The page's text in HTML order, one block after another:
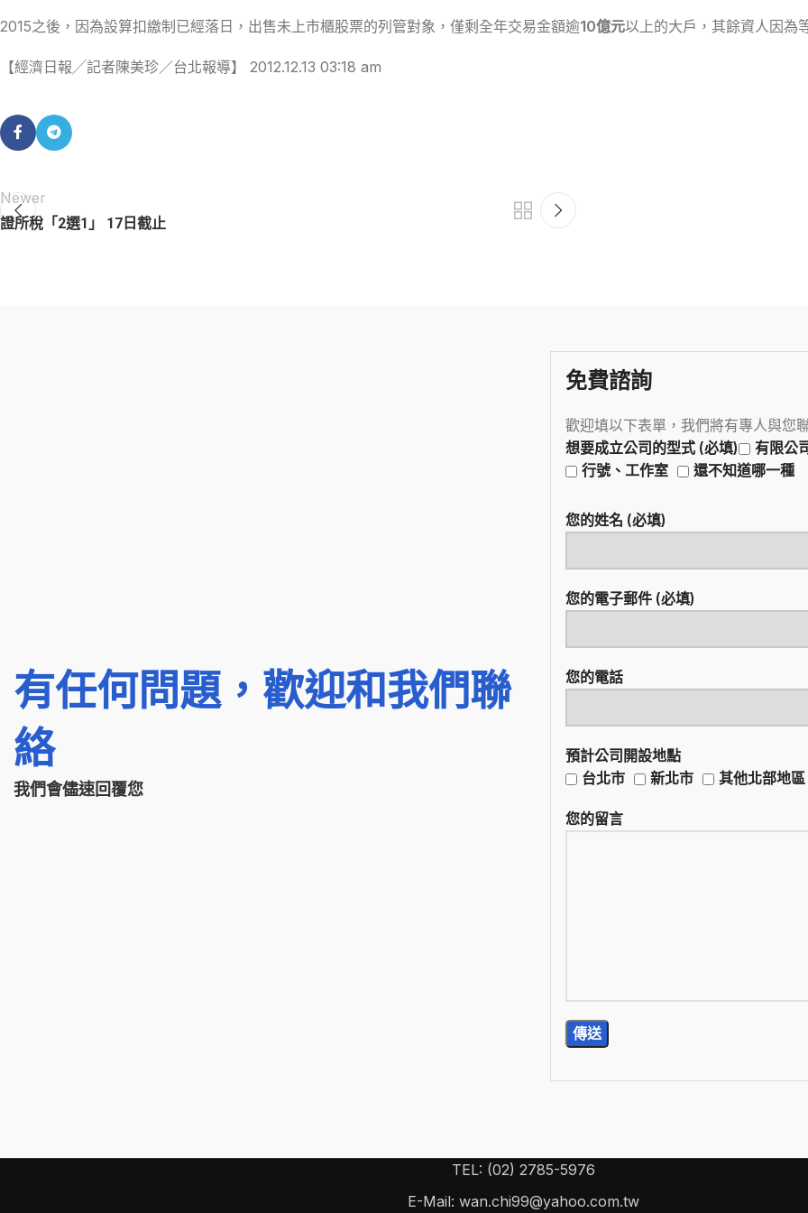
2015之後，因為設算扣繳制已經落日，出售未上市櫃股票的列管對象，僅剩全年交易金額逾10億元以上的大戶，其餘資人因為
【經濟日報╱記者陳美珍／台北報導】 2012.12.13 03:18 am
Newer
證所稅「2選1」 17日截止
有任何問題，歡迎和我們聯
絡
我們會儘速回覆您
免費諮詢
歡迎填以下表單，我們將有專人與您
想要成立公司的型式 (必填)
有限公
行號、工作室
還不知道哪一種
您的姓名 (必填)
您的電子郵件 (必填)
您的電話
預計公司開設地點
台北市
新北市 其他北部地區
您的留言
TEL: (02) 2785-5976
E-Mail: wan.chi99@yahoo.com.tw